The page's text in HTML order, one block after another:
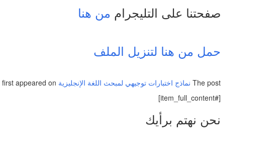
صفحتنا على التليجرام من هنا
حمل من هنا لتنزيل الملف
The post نماذج اختبارات توجيهي لمبحث اللغة الإنجليزية
[#item_full_content]
نحن نهتم برأيك